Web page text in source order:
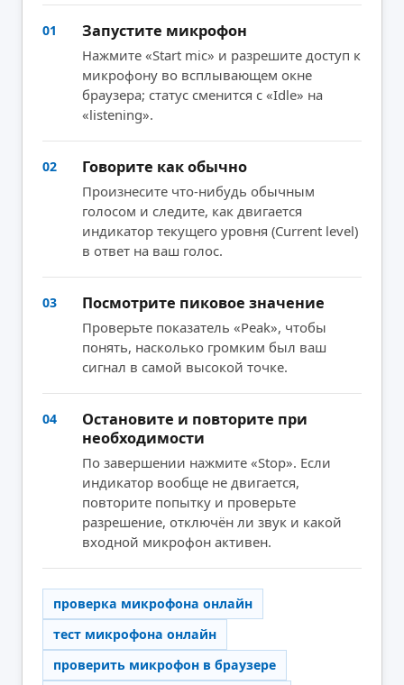
01 Запустите микрофон
Нажмите «Start mic» и разрешите доступ к
микрофону во всплывающем окне
браузера; статус сменится с «Idle» на
«listening».
02 Говорите как обычно
Произнесите что-нибудь обычным
голосом и следите, как двигается
индикатор текущего уровня (Current level)
в ответ на ваш голос.
03 Посмотрите пиковое значение
Проверьте показатель «Peak», чтобы
понять, насколько громким был ваш
сигнал в самой высокой точке.
04
Остановите и повторите при
необходимости
По завершении нажмите «Stop». Если
индикатор вообще не двигается,
повторите попытку и проверьте
разрешение, отключён ли звук и какой
входной микрофон активен.
проверка микрофона онлайн
тест микрофона онлайн
проверить микрофон в браузере